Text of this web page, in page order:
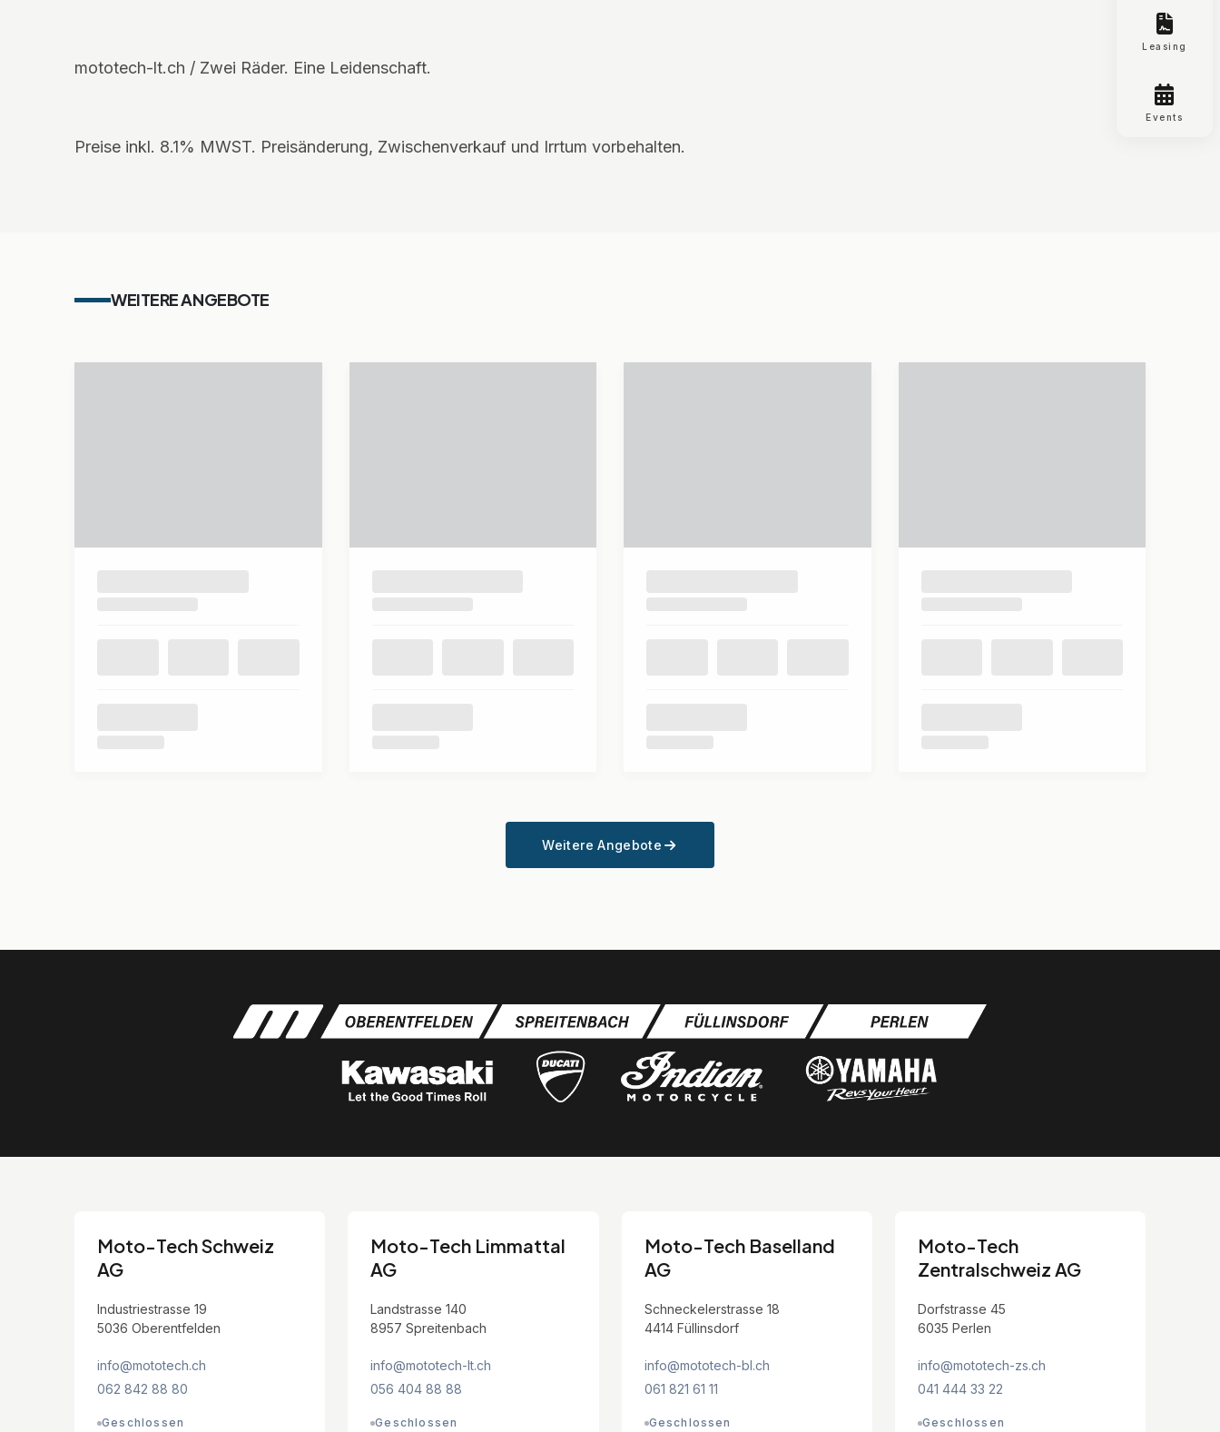
mototech-lt.ch / Zwei Räder. Eine Leidenschaft.
Preise inkl. 8.1% MWST. Preisänderung, Zwischenverkauf und Irrtum vorbehalten.
WEITERE ANGEBOTE
Weitere Angebote
Moto-Tech Schweiz
AG
Industriestrasse 19
5036 Oberentfelden
info@mototech.ch
062 842 88 80
Geschlossen
Moto-Tech Limmattal
AG
Landstrasse 140
8957 Spreitenbach
info@mototech-lt.ch
056 404 88 88
Geschlossen
Moto-Tech Baselland
AG
Schneckelerstrasse 18
4414 Füllinsdorf
info@mototech-bl.ch
061 821 61 11
Geschlossen
Moto-Tech
Zentralschweiz AG
Dorfstrasse 45
6035 Perlen
info@mototech-zs.ch
041 444 33 22
Geschlossen
Leasing
Events